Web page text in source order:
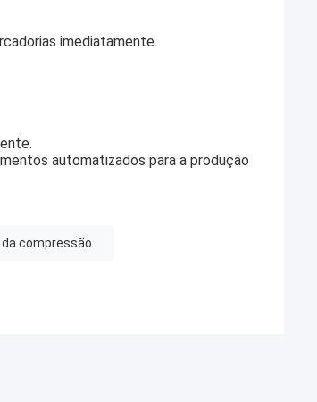
imediatamente.
automatizados para a produção
compressão